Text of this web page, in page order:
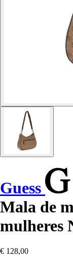
Guess
Mala de
mulheres
€ 128,00